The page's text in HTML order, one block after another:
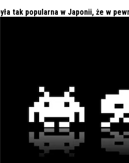
tak popularna w Japonii, że w